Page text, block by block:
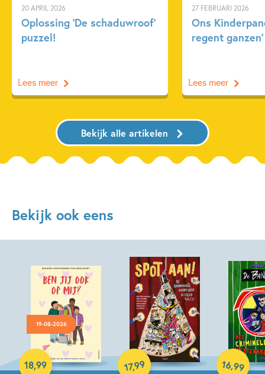
20 APRIL 2026
Oplossing ‘De schaduwroof’
puzzel!
Lees meer
27 FEBRUARI 2026
Ons
regent ganzen’
Lees meer
Bekijk alle artikelen
Bekijk ook eens
19-08-2026
18,99
Hardcover 17,99
Hardcover 16,99
Hardcover